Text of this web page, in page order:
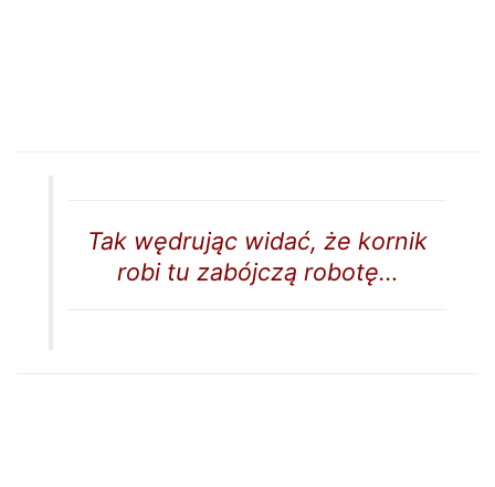
Tak wędrując widać, że kornik
robi tu zabójczą robotę…